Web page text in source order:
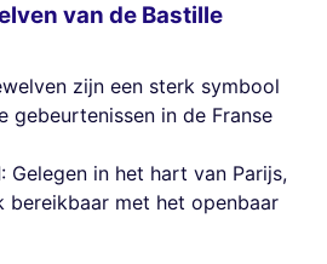
van de Bastille
zijn een sterk symbool
gebeurtenissen in de Franse
: Gelegen in het hart van Parijs,
bereikbaar met het openbaar